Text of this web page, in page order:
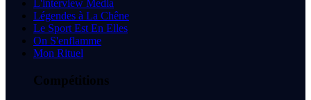
L'interview Media
Légendes à La Chêne
Le Sport Est En Elles
On S'enflamme
Mon Rituel
Compétitions